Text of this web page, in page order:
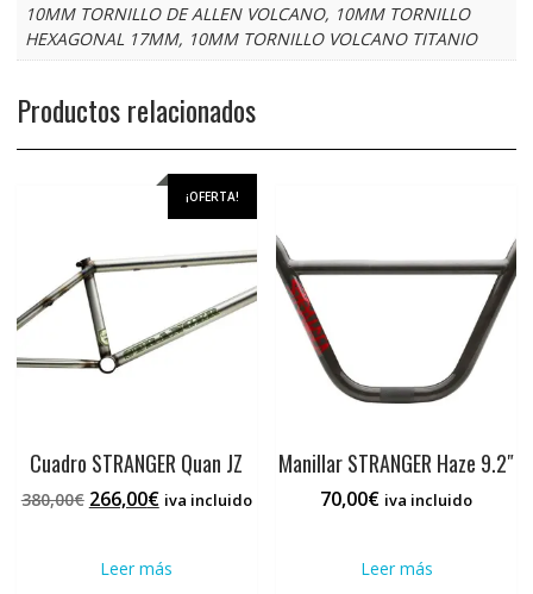
10MM TORNILLO DE ALLEN VOLCANO, 10MM TORNILLO
HEXAGONAL 17MM, 10MM TORNILLO VOLCANO TITANIO
Productos relacionados
¡OFERTA!
Cuadro STRANGER Quan JZ
380,00€ El
era:
266,00€El
es:
iva incluido
Leer más
Manillar STRANGER Haze 9.2″
70,00€ iva incluido
Leer más